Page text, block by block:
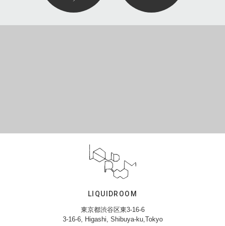
LIQUIDROOM
東京都渋谷区東3-16-6
3-16-6, Higashi, Shibuya-ku,Tokyo